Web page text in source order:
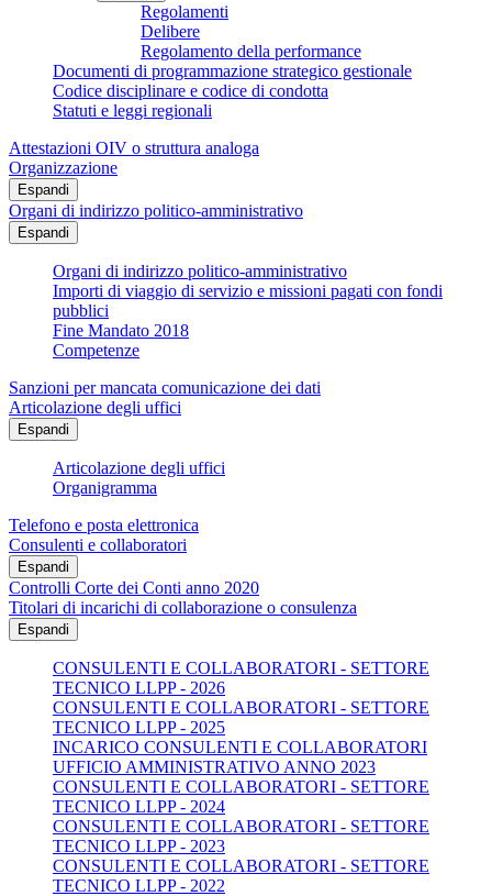
Regolamenti
Delibere
Regolamento della performance
Documenti di programmazione strategico gestionale
Codice disciplinare e codice di condotta
Statuti e leggi regionali
Attestazioni OIV o struttura analoga
Organizzazione
Espandi
Organi di indirizzo politico-amministrativo
Espandi
Organi di indirizzo politico-amministrativo
Importi di viaggio di servizio e missioni pagati con fondi
pubblici
Fine Mandato 2018
Competenze
Sanzioni per mancata comunicazione dei dati
Articolazione degli uffici
Espandi
Articolazione degli uffici
Organigramma
Telefono e posta elettronica
Consulenti e collaboratori
Espandi
Controlli Corte dei Conti anno 2020
Titolari di incarichi di collaborazione o consulenza
Espandi
CONSULENTI E COLLABORATORI - SETTORE
TECNICO LLPP - 2026
CONSULENTI E COLLABORATORI - SETTORE
TECNICO LLPP - 2025
INCARICO CONSULENTI E COLLABORATORI
UFFICIO AMMINISTRATIVO ANNO 2023
CONSULENTI E COLLABORATORI - SETTORE
TECNICO LLPP - 2024
CONSULENTI E COLLABORATORI - SETTORE
TECNICO LLPP - 2023
CONSULENTI E COLLABORATORI - SETTORE
TECNICO LLPP - 2022